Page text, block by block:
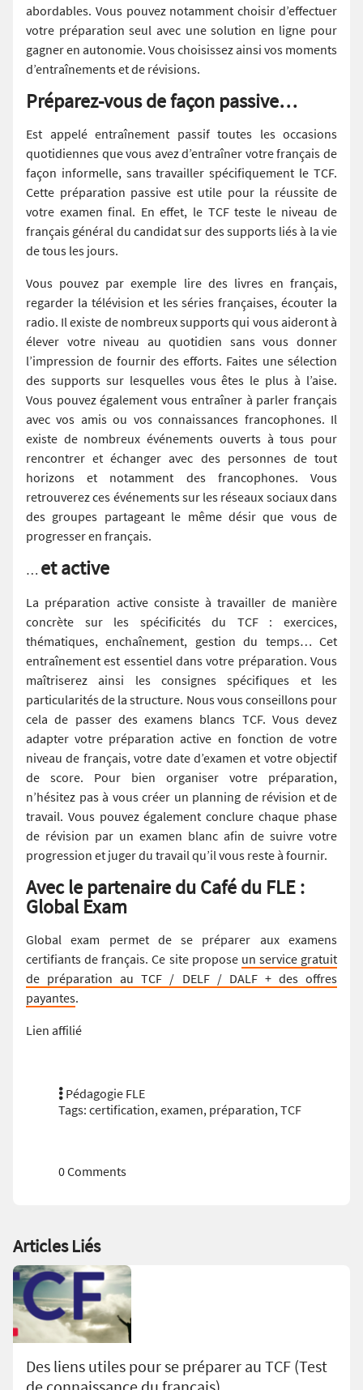
abordables. Vous pouvez notamment choisir d’effectuer
votre préparation seul avec une solution en ligne pour
gagner en autonomie. Vous choisissez ainsi vos moments
d’entraînements et de révisions.
Préparez-vous de façon passive…
Est appelé entraînement passif toutes les occasions
quotidiennes que vous avez d’entraîner votre français de
façon informelle, sans travailler spécifiquement le TCF.
Cette préparation passive est utile pour la réussite de
votre examen final. En effet, le TCF teste le niveau de
français général du candidat sur des supports liés à la vie
de tous les jours.
Vous pouvez par exemple lire des livres en français,
regarder la télévision et les séries françaises, écouter la
radio. Il existe de nombreux supports qui vous aideront à
élever votre niveau au quotidien sans vous donner
l’impression de fournir des efforts. Faites une sélection
des supports sur lesquelles vous êtes le plus à l’aise.
Vous pouvez également vous entraîner à parler français
avec vos amis ou vos connaissances francophones. Il
existe de nombreux événements ouverts à tous pour
rencontrer et échanger avec des personnes de tout
horizons et notamment des francophones. Vous
retrouverez ces événements sur les réseaux sociaux dans
des groupes partageant le même désir que vous de
progresser en français.
… et active
La préparation active consiste à travailler de manière
concrète sur les spécificités du TCF : exercices,
thématiques, enchaînement, gestion du temps… Cet
entraînement est essentiel dans votre préparation. Vous
maîtriserez ainsi les consignes spécifiques et les
particularités de la structure. Nous vous conseillons pour
cela de passer des examens blancs TCF. Vous devez
adapter votre préparation active en fonction de votre
niveau de français, votre date d’examen et votre objectif
de score. Pour bien organiser votre préparation,
n’hésitez pas à vous créer un planning de révision et de
travail. Vous pouvez également conclure chaque phase
de révision par un examen blanc afin de suivre votre
progression et juger du travail qu’il vous reste à fournir.
Avec le partenaire du Café du FLE :
Global Exam
Global exam permet de se préparer aux examens
certifiants de français. Ce site propose un service gratuit
de préparation au TCF / DELF / DALF + des offres
payantes.
Lien affilié
Pédagogie FLE
Tags: certification, examen, préparation, TCF
0 Comments
Articles Liés
Des liens utiles pour se préparer au TCF (Test
de connaissance du français)